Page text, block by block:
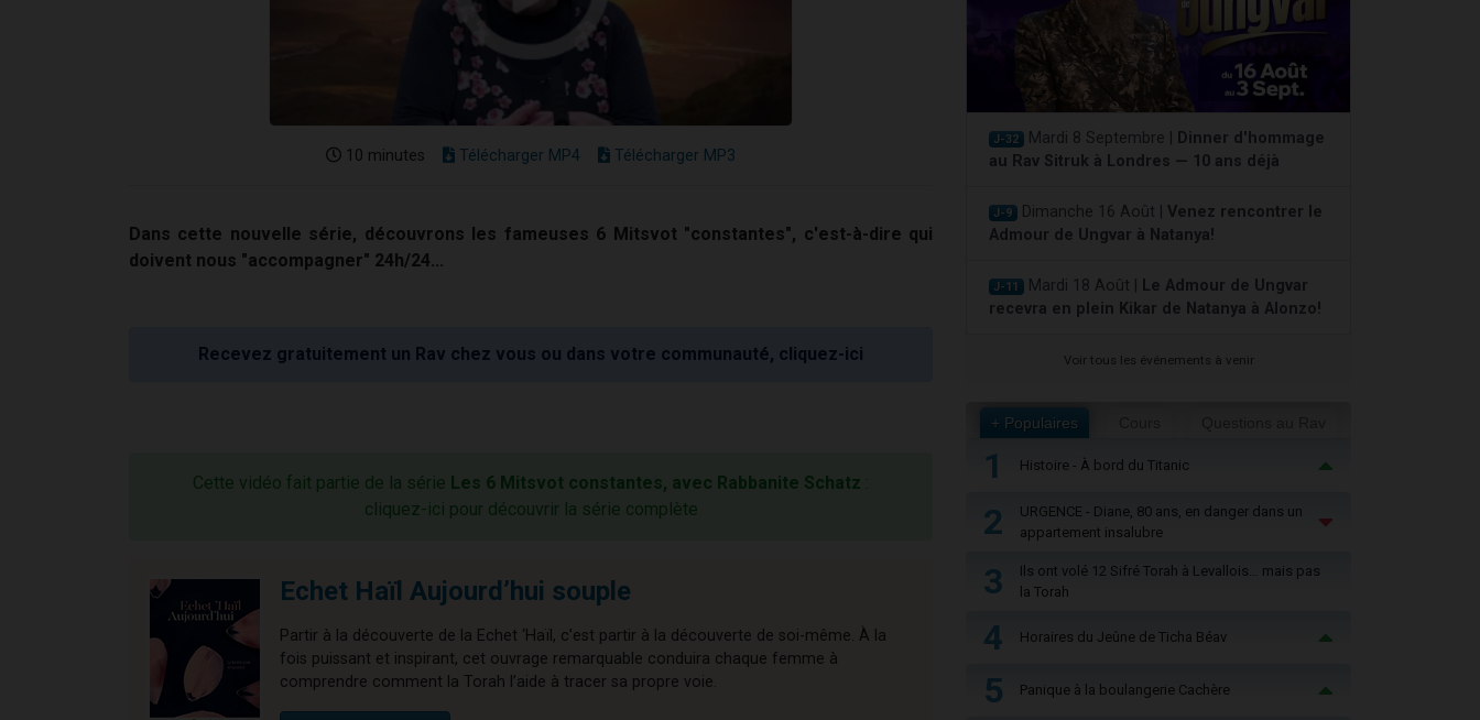
10 minutes Télécharger MP4 Télécharger MP3
Dans cette nouvelle série, découvrons les fameuses 6 Mitsvot "constantes", c'est-à-dire qui
doivent nous "accompagner" 24h/24...
Recevez gratuitement un Rav chez vous ou dans votre communauté, cliquez-ici
Cette vidéo fait partie de la série Les 6 Mitsvot constantes, avec Rabbanite Schatz :
cliquez-ici pour découvrir la série complète
Echet Haïl Aujourd’hui souple
Partir à la découverte de la Echet ‘Haïl, c’est partir à la découverte de soi-même. À la
fois puissant et inspirant, cet ouvrage remarquable conduira chaque femme à
comprendre comment la Torah l’aide à tracer sa propre voie.
J-32 Mardi 8 Septembre |
Dinner d'hommage
au Rav Sitruk à Londres — 10 ans déjà
J-9 Dimanche 16 Août | Venez rencontrer le
Admour de Ungvar à Natanya!
J-11 Mardi 18 Août |
Le Admour de Ungvar
recevra en plein Kikar de Natanya à Alonzo!
Voir tous les événements à venir
+ Populaires
1 Histoire - À bord du Titanic
2
URGENCE - Diane, 80 ans, en danger dans un
appartement insalubre
3
Ils ont volé 12 Sifré Torah à Levallois… mais pas
la Torah
4 Horaires du Jeûne de Ticha Béav
5 Panique à la boulangerie Cachère